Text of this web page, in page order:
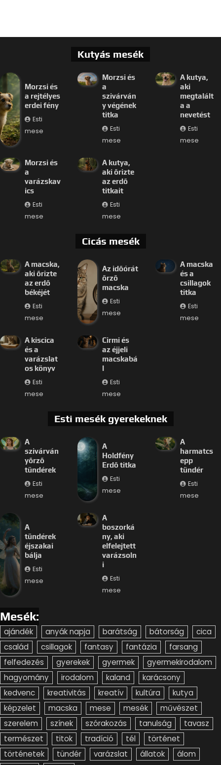
Kutyás mesék
Morzsi és
a rejtélyes
erdei fény
Esti
mese
Morzsi és
a
szivárván
y végének
titka
Esti
mese
A kutya,
aki
megtalált
a a
nevetést
Esti
mese
Morzsi és
a
varázskav
ics
Esti
mese
A kutya,
aki őrizte
az erdő
titkait
Esti
mese
Cicás mesék
A macska,
aki őrizte
az erdő
békéjét
Esti
mese
Az időórát
őrző
macska
Esti
mese
A macska
és a
csillagok
titka
Esti
mese
A kiscica
és a
varázslat
os könyv
Esti
mese
Cirmi és
az éjjeli
macskabá
l
Esti
mese
Esti mesék gyerekeknek
A
szivárván
yőrző
tündérek
Esti
mese
A
Holdfény
Erdő titka
Esti
mese
A
harmatcs
epp
tündér
Esti
mese
A
tündérek
éjszakai
bálja
Esti
mese
A
boszorká
ny, aki
elfelejtett
varázsoln
i
Esti
mese
Mesék:
ajándék anyák napja barátság bátorság
cica
család
csillagok fantasy fantázia
farsang
felfedezés
gyerekek gyermek
gyermekirodalom
hagyomány
irodalom kaland
karácsony
kedvenc
kreativitás kreatív kultúra
kutya
képzelet
macska mese mesék
művészet
szerelem
színek szórakozás tanulság
tavasz
természet
titok tradíció tél
történet
történetek
tündér varázslat állatok
álom